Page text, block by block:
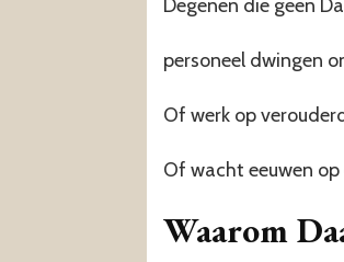
Degenen die geen
personeel dwingen
Of werk op
Of wacht eeuwen
Waarom